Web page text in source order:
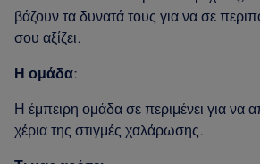
βάζουν τα δυνατά τους για να σε
σου αξίζει.
Η ομάδα:
Η έμπειρη ομάδα σε περιμένει για να
χέρια της στιγμές χαλάρωσης.